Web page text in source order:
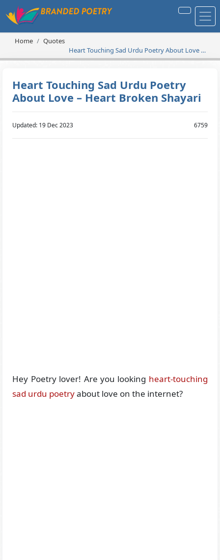
Home
Quotes
Heart Touching Sad Urdu Poetry About Love –
Heart Broken Shayari
Heart Touching Sad Urdu Poetry
About Love – Heart Broken Shayari
Updated: 19 Dec 2023 6759
Hey Poetry lover! Are you looking heart-touching
sad urdu poetryabout love on the internet?